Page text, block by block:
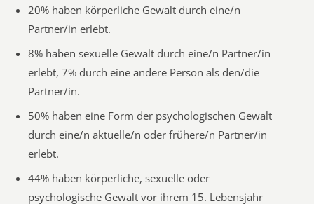
20% haben körperliche Gewalt durch eine/n
Partner/in erlebt.
8% haben sexuelle Gewalt durch eine/n Partner/in
erlebt, 7% durch eine andere Person als den/die
Partner/in.
50% haben eine Form der psychologischen Gewalt
durch eine/n aktuelle/n oder frühere/n Partner/in
erlebt.
44% haben körperliche, sexuelle oder
psychologische Gewalt vor ihrem 15. Lebensjahr